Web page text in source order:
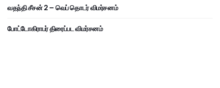
வதந்தி சீசன் 2 – வெப் தொடர் விமர்சனம்
போட்டோகிராபர் திரைப்பட விமர்சனம்